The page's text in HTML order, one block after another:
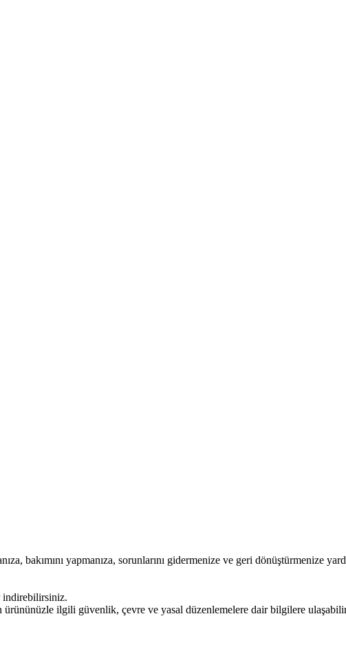
bakımını yapmanıza, sorunlarını gidermenize ve geri dönüştürmenize
indirebilirsiniz.
ilgili güvenlik, çevre ve yasal düzenlemelere dair bilgilere